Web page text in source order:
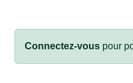
Connectez-vous pour